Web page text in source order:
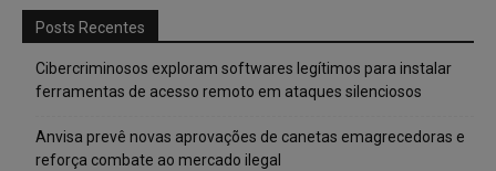
Posts Recentes
Cibercriminosos exploram softwares legítimos para instalar
ferramentas de acesso remoto em ataques silenciosos
Anvisa prevê novas aprovações de canetas emagrecedoras e
reforça combate ao mercado ilegal